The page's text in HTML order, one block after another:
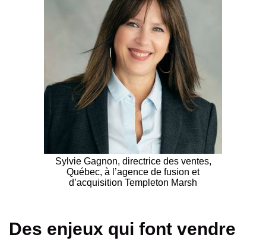
Sylvie Gagnon, directrice des ventes,
Québec, à l’agence de fusion et
d’acquisition Templeton Marsh
Des enjeux qui font vendre